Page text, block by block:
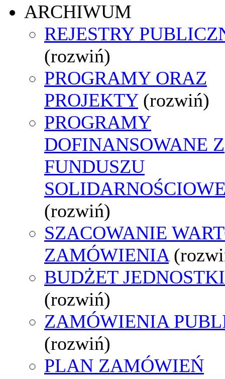
ARCHIWUM
REJESTRY
(rozwiń)
PROGRAMY ORAZ
PROJEKTY (rozwiń)
PROGRAMY
DOFINANSOWANE Z
FUNDUSZU
(rozwiń)
SZACOWANIE
ZAMÓWIENIA
BUDŻET JEDNOSTKI
(rozwiń)
ZAMÓWIENIA
(rozwiń)
PLAN ZAMÓWIEŃ